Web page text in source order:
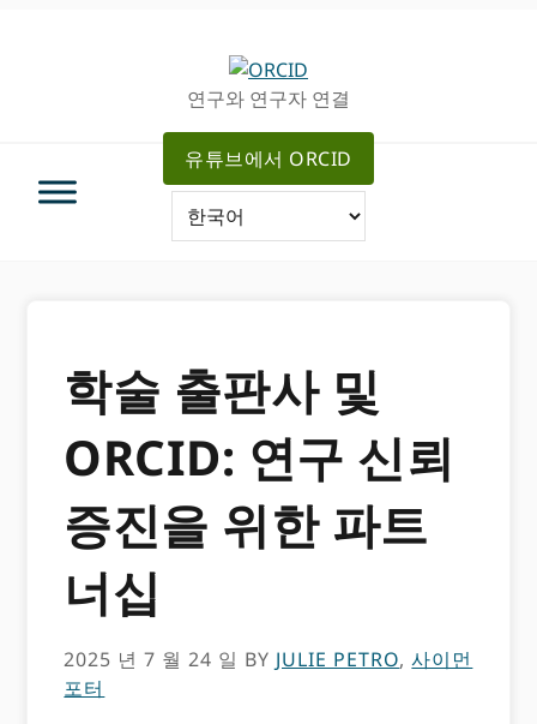
연구와 연구자 연결
유튜브에서 ORCID
학술 출판사 및
ORCID: 연구 신뢰
증진을 위한 파트
너십
2025 년 7 월 24 일 BY JULIE PETRO,사이먼
포터